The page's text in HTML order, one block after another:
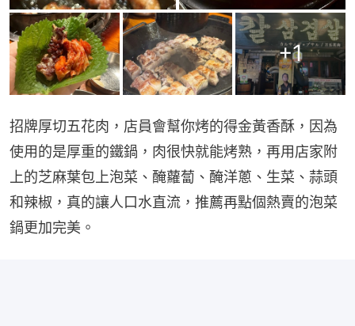
+1
招牌厚切五花肉，店員會幫你烤的得金黃香酥，因為
使用的是厚重的鐵鍋，肉很快就能烤熟，再用店家附
上的芝麻葉包上泡菜、醃蘿蔔、醃洋蔥、生菜、蒜頭
和辣椒，真的讓人口水直流，推薦再點個熱賣的泡菜
鍋更加完美。